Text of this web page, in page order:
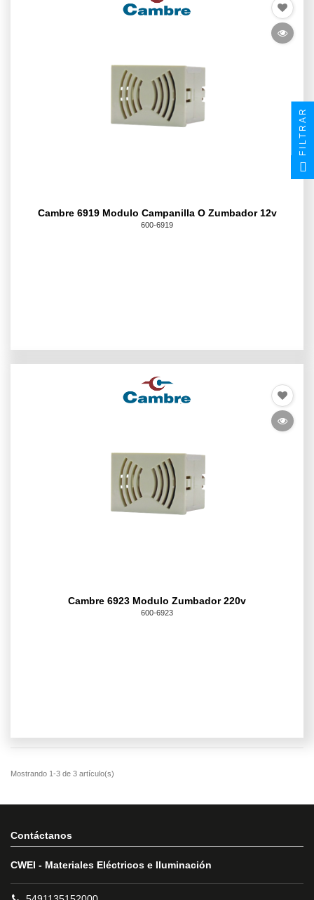
Cambre 6919 Modulo Campanilla O Zumbador 12v
600-6919
Cambre 6923 Modulo Zumbador 220v
600-6923
Contáctanos
CWEI - Materiales Eléctricos e Iluminación
FILTRAR